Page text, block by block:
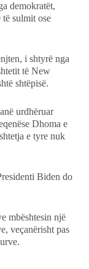
demokratët,
sulmit ose
i shtyrë nga
të New
shtëpisë.
urdhëruar
Dhoma e
e tyre nuk
Biden do
mbështesin një
veçanërisht pas